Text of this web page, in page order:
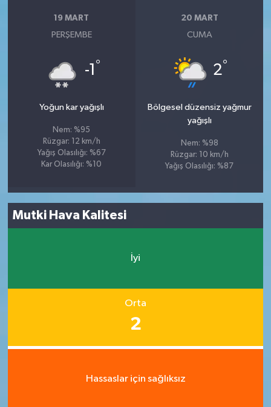
19 MART
PERŞEMBE
-1 °
Yoğun kar yağışlı
Nem: %95
Rüzgar: 12 km/h
Yağış Olasılığı: %67
Kar Olasılığı: %10
20 MART
CUMA
2°
Bölgesel düzensiz yağmur
yağışlı
Nem: %98
Rüzgar: 10 km/h
Yağış Olasılığı: %87
Mutki Hava Kalitesi
İyi
Orta
2
Hassaslar için sağlıksız